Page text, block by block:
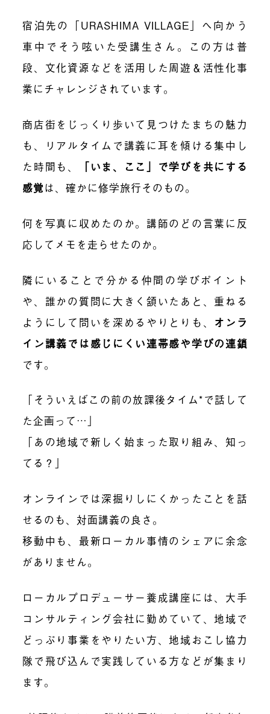
宿泊先の「URASHIMA VILLAGE」へ向かう
車中でそう呟いた受講生さん。この方は普
段、文化資源などを活用した周遊＆活性化事
業にチャレンジされています。
商店街をじっくり歩いて見つけたまちの魅力
も、リアルタイムで講義に耳を傾ける集中し
た時間も、
「いま、ここ」で学びを共にする
感覚は、確かに修学旅行そのもの。
何を写真に収めたのか。講師のどの言葉に反
応してメモを走らせたのか。
隣にいることで分かる仲間の学びポイント
や、誰かの質問に大きく頷いたあと、重ねる
ようにして問いを深めるやりとりも、 オンラ
イン講義では感じにくい連帯感や学びの連鎖
です。
「そういえばこの前の放課後タイム*で話して
た企画って…」
「あの地域で新しく始まった取り組み、知っ
てる？」
オンラインでは深掘りしにくかったことを話
せるのも、対面講義の良さ。
移動中も、最新ローカル事情のシェアに余念
がありません。
ローカルプロデューサー養成講座には、大手
コンサルティング会社に勤めていて、地域で
どっぷり事業をやりたい方、地域おこし協力
隊で飛び込んで実践している方などが集まり
ます。